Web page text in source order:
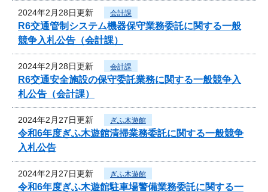
2024年2月28日更新 会計課
R6交通管制システム機器保守業務委託に関する一般
競争入札公告（会計課）
2024年2月28日更新 会計課
R6交通安全施設の保守委託業務に関する一般競争入
札公告（会計課）
2024年2月27日更新 ぎふ木遊館
令和6年度ぎふ木遊館清掃業務委託に関する一般競争
入札公告
2024年2月27日更新 ぎふ木遊館
令和6年度ぎふ木遊館駐車場警備業務委託に関する一